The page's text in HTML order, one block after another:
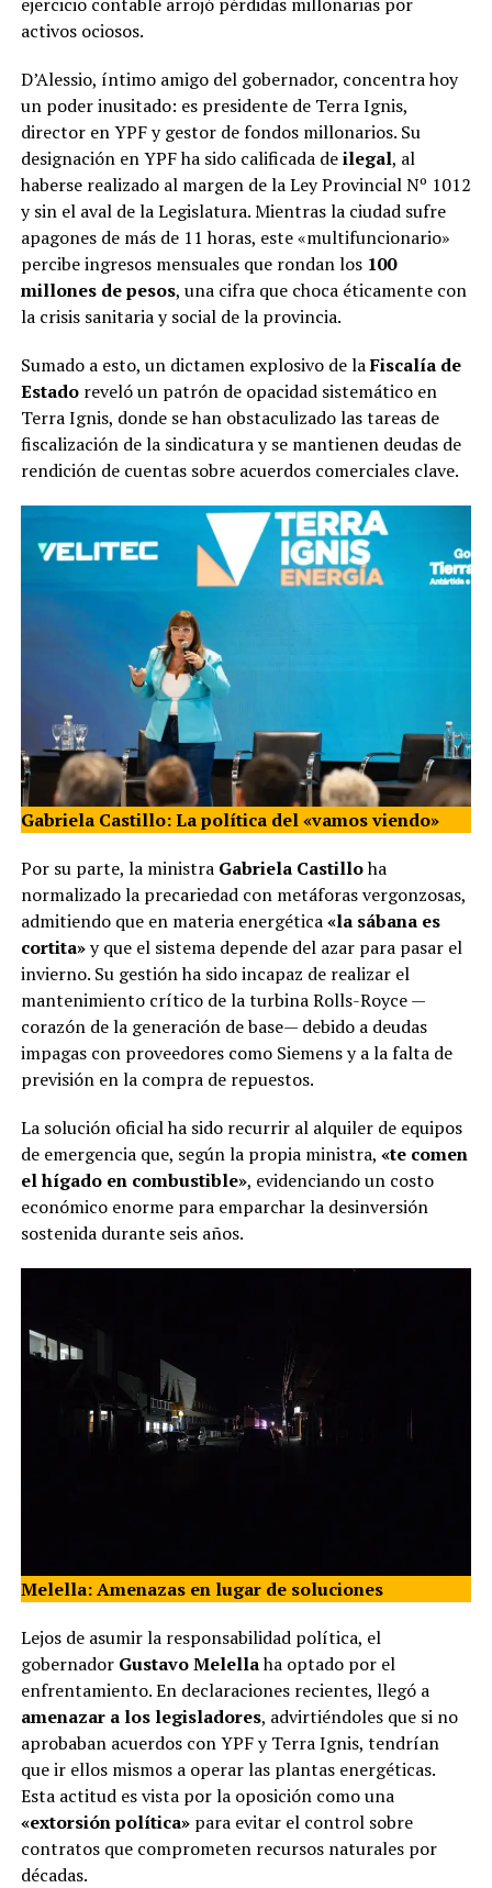
activos ociosos.
D’Alessio, íntimo amigo del gobernador, concentra hoy
un poder inusitado: es presidente de Terra Ignis,
director en YPF y gestor de fondos millonarios. Su
designación en YPF ha sido calificada deilegal, al
haberse realizado al margen de la Ley Provincial Nº 1012
y sin el aval de la Legislatura. Mientras la ciudad sufre
apagones de más de 11 horas, este «multifuncionario»
percibe ingresos mensuales que rondan los 100
millones de pesos, una cifra que choca éticamente con
la crisis sanitaria y social de la provincia.
Sumado a esto, un dictamen explosivo de laFiscalía de
Estadoreveló un patrón de opacidad sistemático en
Terra Ignis, donde se han obstaculizado las tareas de
fiscalización de la sindicatura y se mantienen deudas de
rendición de cuentas sobre acuerdos comerciales clave.
Gabriela Castillo: La política del «vamos viendo»
Por su parte, la ministra Gabriela Castilloha
normalizado la precariedad con metáforas vergonzosas,
admitiendo que en materia energética«la sábana es
cortita»y que el sistema depende del azar para pasar el
invierno. Su gestión ha sido incapaz de realizar el
mantenimiento crítico de la turbina Rolls-Royce —
corazón de la generación de base— debido a deudas
impagas con proveedores como Siemens y a la falta de
previsión en la compra de repuestos.
La solución oficial ha sido recurrir al alquiler de equipos
de emergencia que, según la propia ministra, «te comen
el hígado en combustible», evidenciando un costo
económico enorme para emparchar la desinversión
sostenida durante seis años.
Melella: Amenazas en lugar de soluciones
Lejos de asumir la responsabilidad política, el
gobernador Gustavo Melellaha optado por el
enfrentamiento. En declaraciones recientes, llegó a
amenazar a los legisladores, advirtiéndoles que si no
aprobaban acuerdos con YPF y Terra Ignis, tendrían
que ir ellos mismos a operar las plantas energéticas.
Esta actitud es vista por la oposición como una
«extorsión política»para evitar el control sobre
contratos que comprometen recursos naturales por
décadas.